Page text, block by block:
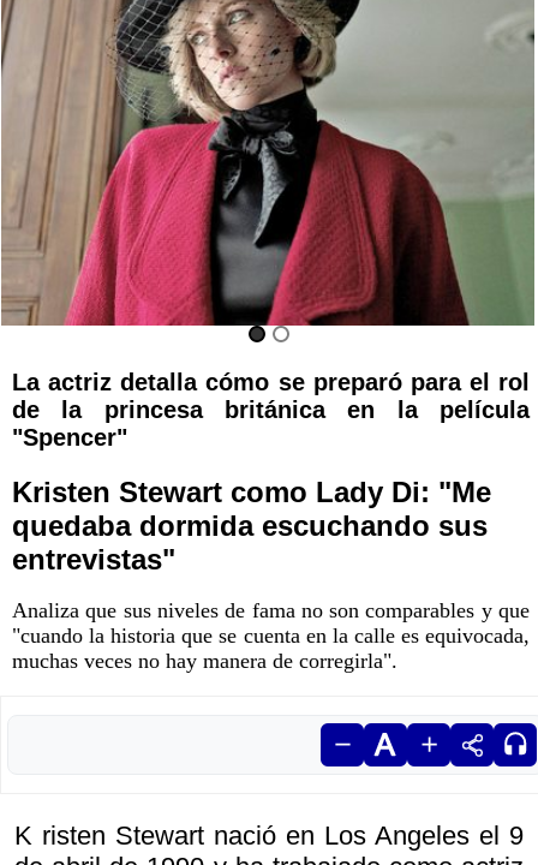
La actriz detalla cómo se preparó para el rol
de la princesa británica en la película
"Spencer"
Kristen Stewart como Lady Di: "Me
quedaba dormida escuchando sus
entrevistas"
Analiza que sus niveles de fama no son comparables y que
"cuando la historia que se cuenta en la calle es equivocada,
muchas veces no hay manera de corregirla".
K risten Stewart nació en Los Angeles el 9